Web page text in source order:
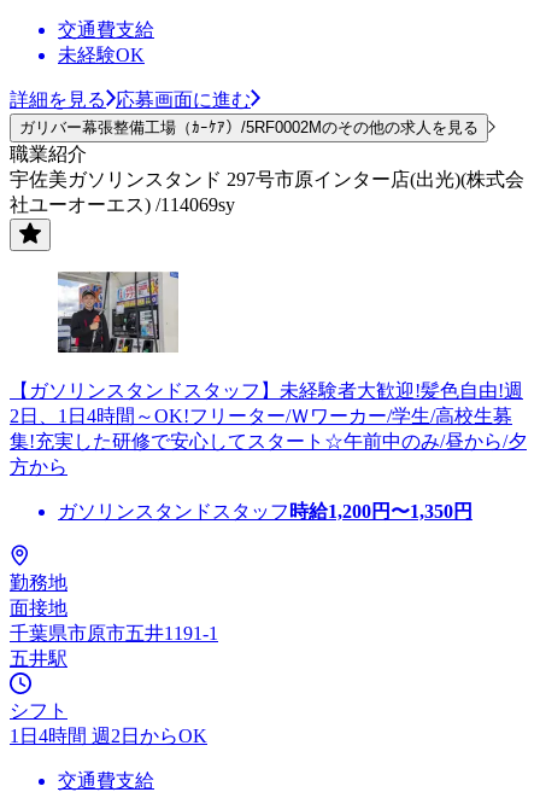
交通費支給
未経験OK
詳細を見る 応募画面に進む
ガリバー幕張整備工場（ｶｰｹｱ）/5RF0002Mのその他の求人を見る
職業紹介
宇佐美ガソリンスタンド 297号市原インター店(出光)(株式会
社ユーオーエス) /114069sy
【ガソリンスタンドスタッフ】未経験者大歓迎!髪色自由!週
2日、1日4時間～OK!フリーター/Ｗワーカー/学生/高校生募
集!充実した研修で安心してスタート☆午前中のみ/昼から/夕
方から
ガソリンスタンドスタッフ 時給1,200円〜1,350円
勤務地
面接地
千葉県市原市五井1191-1
五井駅
シフト
1日4時間 週2日からOK
交通費支給